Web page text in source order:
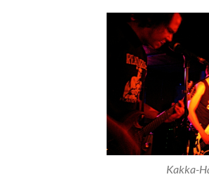
Kakka-